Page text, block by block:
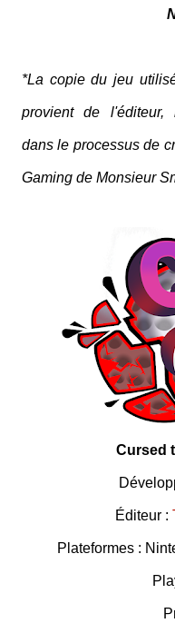
*La copie du jeu
provient de l'éditeur,
dans le processus de
Gaming de Monsieur
Cursed
Éditeur :
Plateformes :